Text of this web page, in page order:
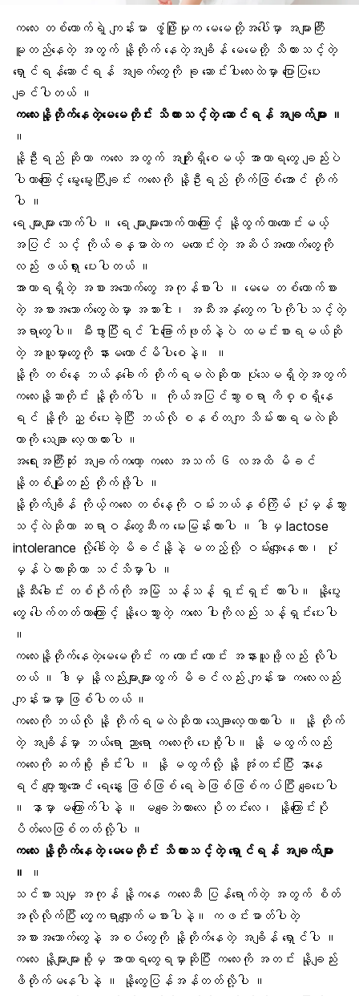
ကလေး တစ်ယောက်ရဲ့ ကျန်းမာ ဖွံ့ဖြိုးမှုက မေမေတို့အပေါ်မှာ အများကြီး
မူတည်နေတဲ့ အတွက် နို့တိုက် နေတဲ့အချိန် မေမေတို့ သိထားသင့်တဲ့
ရှောင်ရန်ဆောင်ရန် အချက်တွေကို ခု ဆောင်းပါးလေးထဲမှာ ပြောပြပေး
ချင်ပါတယ် ။
ကလေးနို့တိုက်နေတဲ့မေမေတိုင်း သိထားသင့်တဲ့ ဆောင်ရန် အချက်များ ။
။
နို့ဦးရည် ဆိုတာ ကလေး အတွက် အကျိုးရှိစေမယ့် အာဟာရတွေ ချည်းပဲ
ပါတာကြောင့် မွေးမွေးပြီးချင်း ကလေးကို နို့ဦးရည် တိုက်ဖြစ်အောင် တိုက်
ပါ ။
ရေ များများ သောက်ပါ ။ ရေ များများသောက်တာကြောင့် နို့ထွက်တာကောင်း မယ့်
အပြင် သင့် ကိုယ်ခန္ဓာထဲက မကောင်းတဲ့ အဆိပ်အတောက်တွေကို
လည်း ဖယ်ရှား ပေးပါတယ် ။
အာဟာရ ရှိတဲ့ အစားအသောက်တွေ အကုန်စားပါ ။ မေမေ တစ်ယောက်စား
တဲ့ အစားအသောက်တွေထဲမှာ အသားငါး၊
အသီးအနှံတွေက ပါကိုပါသင့်တဲ့
အရာတွေပါ။ မီးဖွားပြီးရင် ငါးခြောက်ဖုတ်နဲ့ပဲ ထမင်းစားရမယ်ဆို
တဲ့ အယူမှားတွေကို နားမယောင်မိပါစေနဲ့။ ။
နို့ကို တစ်နေ့ ဘယ်နှခေါက် တိုက်ရမလဲဆိုတာ ပုံသေမရှိတဲ့အတွက်
ကလေးနို့ဆာတိုင်း နို့တိုက်ပါ ။ ကိုယ်အပြင်သွားစရာ ကိစ္စရှိနေ
ရင် နို့ကို ညှစ်ပေးခဲ့ပြီး ဘယ်လို စနစ်တကျ သိမ်းထားရမလဲဆို
တာကို သေချာ လေ့လာထားပါ ။
အရေးအကြီးဆုံး အချက်ကတော့ ကလေး အသက် ၆ လအထိ မိခင်
နို့တစ်မျိုးတည်း တိုက်ဖို့ပါ ။
နို့တိုက်ချိန် ကိုယ့်ကလေး တစ်နေ့ကို ဝမ်းဘယ်နှစ်ကြိမ် ပုံမှန်သွား
သင့်လဲဆိုတာ ဆရာဝန်တွေဆီက မေးမြန်းထားပါ ။ ဒါမှ lactose
intolerance လို့ခေါ်တဲ့ မိခင်နို့နဲ့ မတည့်လို့ ဝမ်းလျှောနေလား၊ ပုံ
မှန်ပဲလားဆိုတာ သင်သိမှာပါ ။
နို့သီးခေါင်း တစ်ဝိုက်ကို အမြဲ သန့်သန့် ရှင်းရှင်း ထားပါ။ နို့ပွေး
တွေ ပေါက်တတ်တာကြောင့် နို့ပေသွားတဲ့ ကလေး ပါးကိုလည်း သန့်ရှင်းပေးပါ
။
ကလေးနို့တိုက်နေတဲ့မေမေတိုင်း က ကောင်း ကောင်း အနားယူဖို့လည်း လိုပါ
တယ် ။ ဒါမှ နို့လည်းများများထွက်မိခင်လည်း ကျန်းမာ ကလေးလည်း
ကျန်းမာမှာ ဖြစ်ပါတယ် ။
ကလေးကို ဘယ်လို နို့ တိုက်ရမလဲဆိုတာ သေချာလေ့လာထားပါ ။ နို့ တိုက်
တဲ့ အချိန်မှာ ဘယ်ရော ညာရော ကလေးကို ပေးစို့ပါ။ နို့ မထွက်လည်း
ကလေးကို ဆက်စို့ ခိုင်းပါ ။ နို့ မထွက်လို့ နို့ အုံတင်းပြီး နာနေ
ရင် ပျော့သွားအောင် ရေနွေး ဖြစ်ဖြစ် ရေခဲဖြစ်ဖြစ်ကပ်ပြီး ချေပေးပါ
။ နာမှာ မကြောက်ပါနဲ့ ။ မချေဘဲထားလေ ပိုတင်းလေ ၊ နို့ကြောင်းပို
ပိတ်လေဖြစ်တတ်လို့ပါ ။
ကလေး နို့တိုက်နေတဲ့ မေမေတိုင်း သိထားသင့်တဲ့ ရှောင်ရန် အချက်များ
။
။
သင်စားသမျှ အကုန် နို့ကနေ ကလေးဆီ ပြန်ရောက်တဲ့ အတွက် စိတ်
အလိုလိုက်ပြီး တွေ့ကရာလျှောက်မစားပါနဲ့။ ကဖင်းဓာတ်ပါတဲ့
အစားအသောက်တွေနဲ့ အစပ်တွေကို နို့တိုက်နေတဲ့ အချိန် ရှောင်ပါ ။
ကလေး နို့များများစို့မှ အာဟာရတွေရမှာဆိုပြီး ကလေးကို အတင်း နို့ချည်း
ဖိတိုက်မနေပါနဲ့ ။
နို့တွေပြန်အန် တတ်လို့ပါ ။